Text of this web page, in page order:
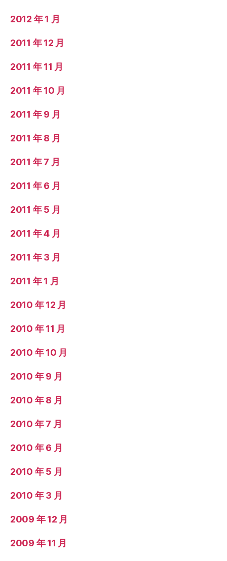
2012 年 1 月
2011 年 12 月
2011 年 11 月
2011 年 10 月
2011 年 9 月
2011 年 8 月
2011 年 7 月
2011 年 6 月
2011 年 5 月
2011 年 4 月
2011 年 3 月
2011 年 1 月
2010 年 12 月
2010 年 11 月
2010 年 10 月
2010 年 9 月
2010 年 8 月
2010 年 7 月
2010 年 6 月
2010 年 5 月
2010 年 3 月
2009 年 12 月
2009 年 11 月